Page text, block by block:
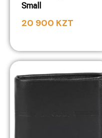
Small
20 900 KZT